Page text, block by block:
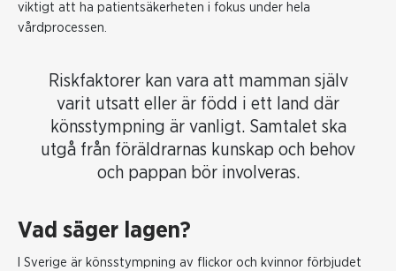
viktigt att ha patientsäkerheten i fokus under hela
vårdprocessen.
Riskfaktorer kan vara att mamman själv
varit utsatt eller är född i ett land där
könsstympning är vanligt. Samtalet ska
utgå från föräldrarnas kunskap och behov
och pappan bör involveras.
Vad säger lagen?
I Sverige är könsstympning av flickor och kvinnor förbjudet